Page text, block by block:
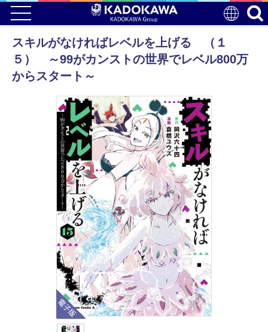
スキルがなければレベルを上げる （１
５） ～99がカンストの世界でレベル800万
からスタート～
電子版